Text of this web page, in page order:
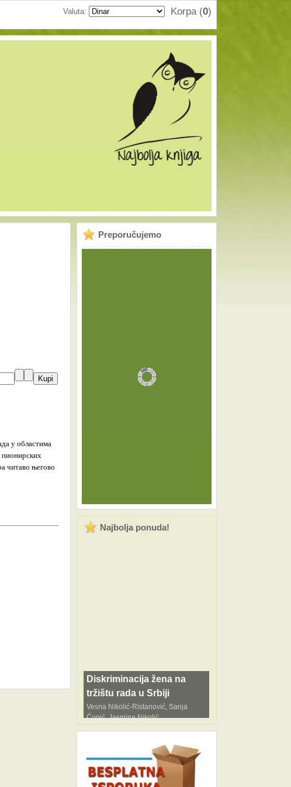
Korpa (0)
Valuta:
у областима
пионирских
читаво његово
Preporučujemo
Najbolja ponuda!
Diskriminacija žena na
tržištu rada u Srbiji
Vesna Nikolić-Ristanović, Sanja
Ćopić, Jasmina Nikolić,
Bejan Šaćiri